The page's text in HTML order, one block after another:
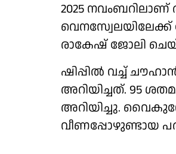
2025 നവംബറിലാണ്
രാകേഷ് ജോലി
ഷിപ്പില്‍ വച്ച്
അറിയിച്ചത്. 95
അറിയിച്ചു.
വീണപ്പോഴുണ്ടായ